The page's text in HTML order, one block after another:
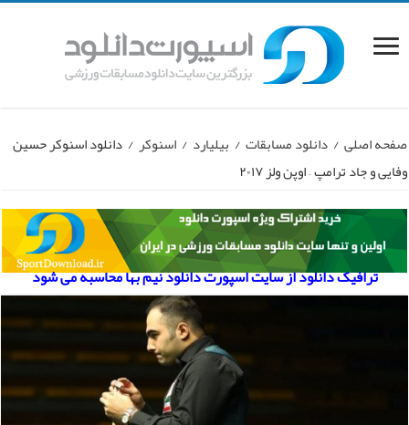
صفحه اصلی / دانلود مسابقات / بیلیارد / اسنوکر / دانلود اسنوکر حسین
وفایی و جاد ترامپ – اوپن ولز ۲۰۱۷
ترافیک دانلود از سایت اسپورت دانلود نیم بها محاسبه می شود